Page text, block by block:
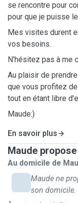
se rencontre pour
pour que je puisse
Mes visites durent
vos besoins.
N'hésitez pas à me
Au plaisir de
que vous profitez
tout en étant libre
Maude:)
En savoir plus
Maude propose
Au domicile de
Maude ne
son domicile.